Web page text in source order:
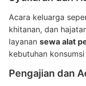
Acara keluarga
khitanan, dan
layanan sewa alat
kebutuhan
Pengajian dan